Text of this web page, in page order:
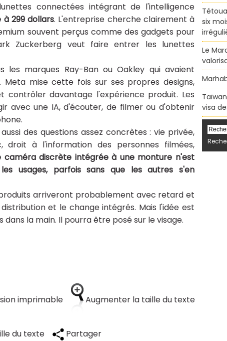
connectées intégrant de l'intelligence
299 dollars. L'entreprise cherche clairement à
souvent perçus comme des gadgets pour
Zuckerberg veut faire entrer les lunettes
marques Ray-Ban ou Oakley qui avaient
mise cette fois sur ses propres designs,
davantage l'expérience produit. Les
avec une IA, d'écouter, de filmer ou d'obtenir
des questions assez concrètes : vie privée,
droit à l'information des personnes filmées,
caméra discrète intégrée à une monture n'est
usages, parfois sans que les autres s'en
arriveront probablement avec retard et
et le change intégrés. Mais l'idée est
la main. Il pourra être posé sur le visage.
imprimable Augmenter la taille du texte
du texte Partager
six
Le
visa